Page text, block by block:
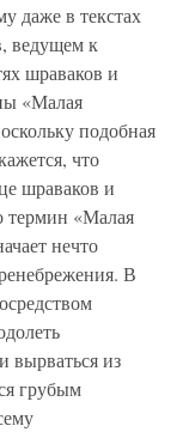
даже в текстах
ведущем к
шраваков и
«Малая
подобная
что
шраваков и
термин «Малая
нечто
В
вырваться из
грубым